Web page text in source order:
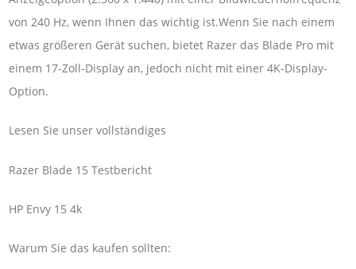
von 240 Hz, wenn Ihnen das wichtig ist.Wenn Sie nach einem
etwas größeren Gerät suchen, bietet Razer das Blade Pro mit
einem 17-Zoll-Display an, jedoch nicht mit einer 4K-Display-
Option.
Lesen Sie unser vollständiges
Razer Blade 15 Testbericht
HP Envy 15 4k
Warum Sie das kaufen sollten: